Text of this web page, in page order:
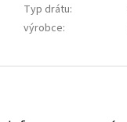
Typ drátu:
výrobce: